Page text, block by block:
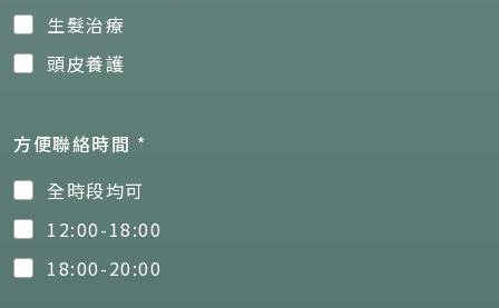
生髮治療
頭皮養護
方便聯絡時間 *
全時段均可
12:00-18:00
18:00-20:00